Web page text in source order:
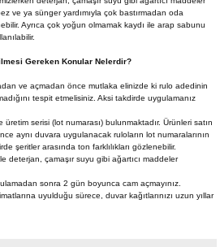
ve ya sünger yardımıyla çok bastırmadan oda
Ayrıca çok yoğun olmamak kaydı ile arap sabunu
Gereken Konular Nelerdir?
ve açmadan önce mutlaka elinizde ki rulo adedinin
tespit etmelisiniz. Aksi takdirde uygulamanız
serisi (lot numarası) bulunmaktadır. Ürünleri satın
aynı duvara uygulanacak ruloların lot numaralarının
şeritler arasında ton farklılıkları gözlenebilir.
deterjan, çamaşır suyu gibi ağartıcı maddeler
sonra 2 gün boyunca cam açmayınız.
uyulduğu sürece, duvar kağıtlarınızı uzun yıllar